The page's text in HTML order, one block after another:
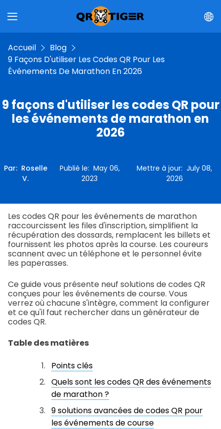
Accueil
Blog
9 Façons D'utiliser Les Codes QR Pour Les
Événements De Marathon En 2026
9 façons d'utiliser les codes QR pour
les événements de marathon en
2026
Par: Roselle
V.
Publié le: May 06,
2023
Mettre à jour:July 08,
2026
Les codes QR pour les événements de marathon
raccourcissent les files d'inscription, simplifient la
récupération des dossards, remplacent les billets et
fournissent les photos après la course. Les coureurs
scannent avec un téléphone et le personnel évite
les paperasses.
Ce guide vous présente neuf solutions de codes QR
conçues pour les événements de course. Vous
verrez où chacune s'intègre, comment la configurer
et ce qu'il faut rechercher dans un générateur de
codes QR.
Table des matières
Points clés
Quels sont les codes QR des événements
de marathon ?
9 solutions avancées de codes QR pour
les événements de course